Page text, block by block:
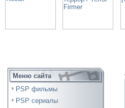
Меню сайта
PSP фильмы
PSP сериалы